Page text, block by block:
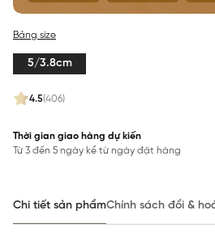
4.5(406)
Bảng size
5/3.8cm
Thời gian giao hàng dự kiến
Từ 3 đến 5 ngày kể từ ngày đặt hàng
Chi tiết sản phẩmChính sách đổi &